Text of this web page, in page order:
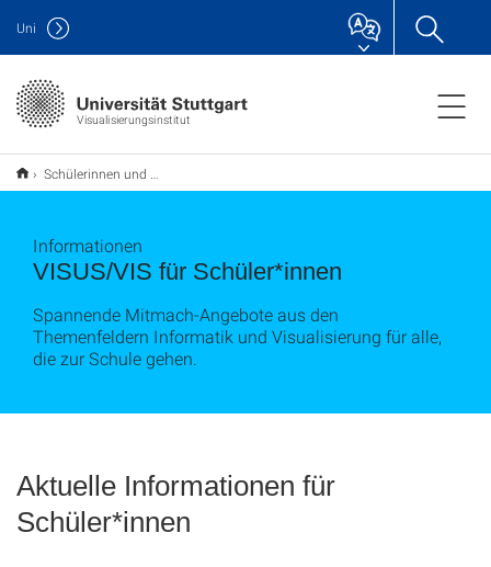
Visualisierungsinstitut
Uni
Schülerinnen und Schüler
VISUS/VIS für Schüler*innen
Informationen
Spannende Mitmach-Angebote aus den
Themenfeldern Informatik und Visualisierung für alle,
die zur Schule gehen.
Aktuelle Informationen für
Schüler*innen